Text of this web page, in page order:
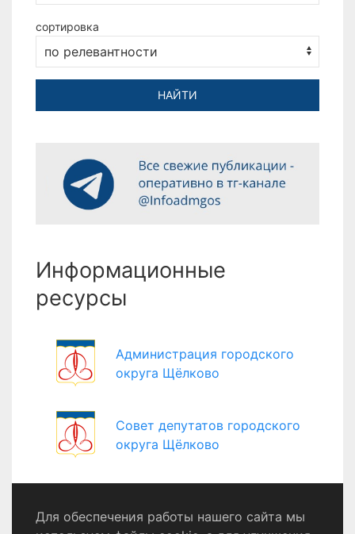
сортировка
НАЙТИ
Информационные
ресурсы
Администрация городского
округа Щёлково
Совет депутатов городского
округа Щёлково
Для обеспечения работы нашего сайта мы